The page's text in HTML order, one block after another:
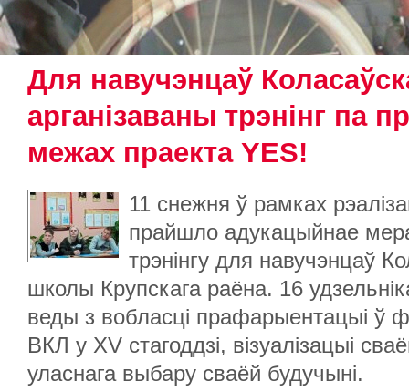
Для навучэнцаў
арганізаваны трэнінг па
межах праекта YES!
11 снежня ў рамках
прайшло адукацыйнае
трэнінгу для навучэнцаў
школы Крупскага раёна. 16
веды з вобласці прафарыентацыі ў
ВКЛ у XV стагоддзі, візуалізацыі
уласнага выбару сваёй будучыні.